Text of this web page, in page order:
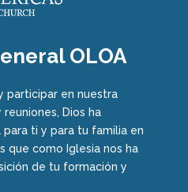
OLOA
participar en nuestra
Dios ha
ti y para tu familia en
que como Iglesia nos ha
de tu formación y